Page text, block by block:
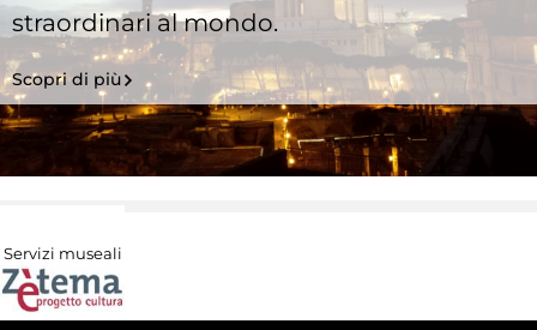
straordinari al mondo.
Scopri di più
Servizi museali